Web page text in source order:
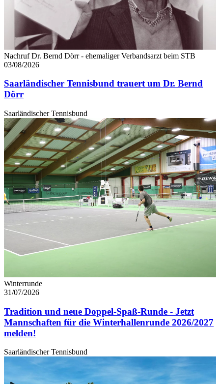
Nachruf Dr. Bernd Dörr - ehemaliger Verbandsarzt beim STB
03/08/2026
Saarländischer Tennisbund trauert um Dr. Bernd
Dörr
Saarländischer Tennisbund
Winterrunde
31/07/2026
Tradition und neue Doppel-Spaß-Runde - Jetzt
Mannschaften für die Winterhallenrunde 2026/2027
melden!
Saarländischer Tennisbund